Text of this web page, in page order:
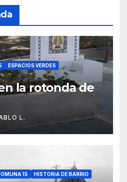
ESPACIOS VERDES
la rotonda de
L.
15
HISTORIA DE BARRIO